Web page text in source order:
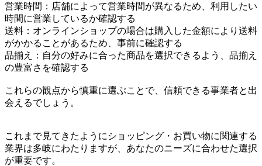
営業時間：店舗によって営業時間が異なるため、利用したい
時間に営業しているか確認する
送料：オンラインショップの場合は購入した金額により送料
がかかることがあるため、事前に確認する
品揃え：自分の好みに合った商品を選択できるよう、品揃え
の豊富さを確認する
これらの観点から慎重に選ぶことで、信頼できる事業者と出
会えるでしょう。
これまで見てきたようにショッピング・お買い物に関連する
業界は多岐にわたりますが、あなたのニーズに合わせた選択
が重要です。